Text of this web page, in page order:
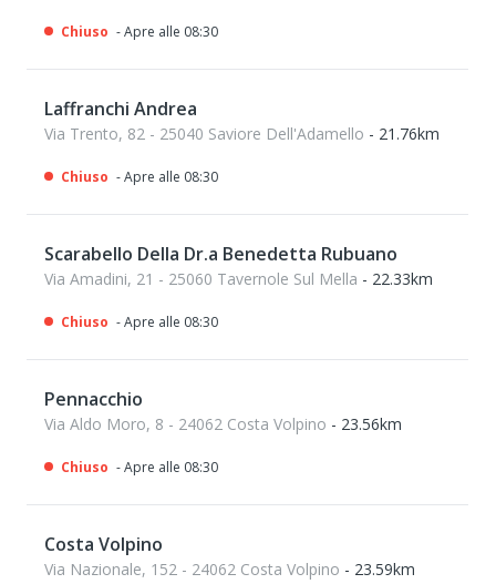
Chiuso - Apre alle 08:30
Laffranchi Andrea
Via Trento, 82 - 25040 Saviore Dell'Adamello - 21.76km
Chiuso - Apre alle 08:30
Scarabello Della Dr.a Benedetta Rubuano
Via Amadini, 21 - 25060 Tavernole Sul Mella - 22.33km
Chiuso - Apre alle 08:30
Pennacchio
Via Aldo Moro, 8 - 24062 Costa Volpino - 23.56km
Chiuso - Apre alle 08:30
Costa Volpino
Via Nazionale, 152 - 24062 Costa Volpino - 23.59km